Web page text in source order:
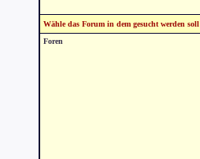
Wähle das Forum in dem gesucht werden soll
Foren